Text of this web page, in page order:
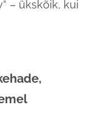
– ükskõik, kui